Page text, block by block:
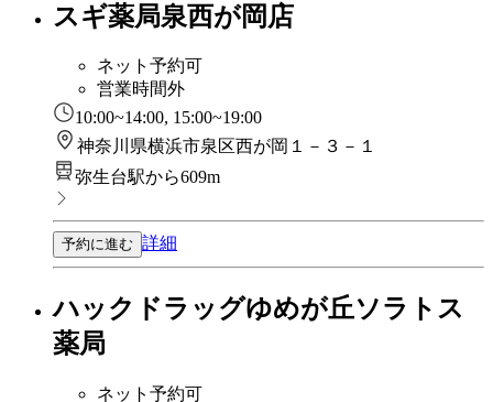
スギ薬局泉西が岡店
ネット予約可
営業時間外
10:00~14:00, 15:00~19:00
神奈川県横浜市泉区西が岡１－３－１
弥生台駅から609m
予約に進む 詳細
ハックドラッグゆめが丘ソラトス
薬局
ネット予約可